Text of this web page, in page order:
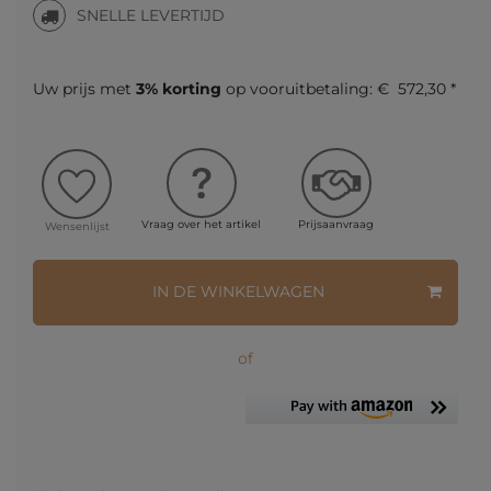
SNELLE LEVERTIJD
Uw prijs met 3% korting op vooruitbetaling: € 572,30 *
Wensenlijst Vraag over het artikel Prijsaanvraag
IN DE WINKELWAGEN
of